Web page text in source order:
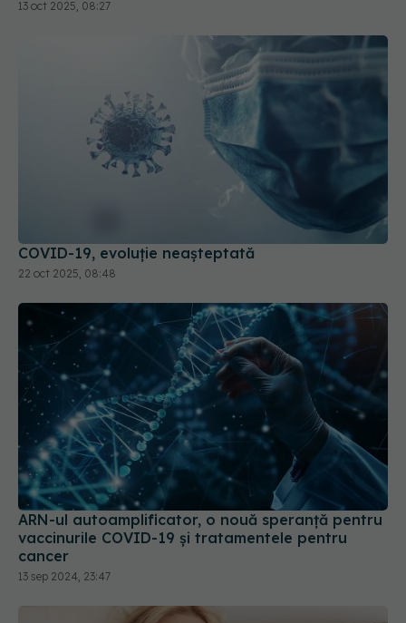
COVID-19, evoluție neașteptată
ARN-ul autoamplificator, o nouă speranță pentru
vaccinurile COVID-19 și tratamentele pentru
cancer
13 sep 2024, 23:47